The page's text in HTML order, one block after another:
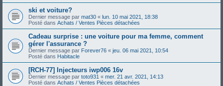
ski et voiture?
Dernier message par mat30 « lun. 10 mai 2021, 18:38
Posté dans Achats / Ventes Pièces détachées
Cadeau surprise : une voiture pour ma femme, comment
gérer l'assurance ?
Dernier message par Forever76 « jeu. 06 mai 2021, 10:54
Posté dans Habitacle
[RCH-77] Injecteurs iwp006 16v
Dernier message par toto931 « mer. 21 avr. 2021, 14:13
Posté dans Achats / Ventes Pièces détachées